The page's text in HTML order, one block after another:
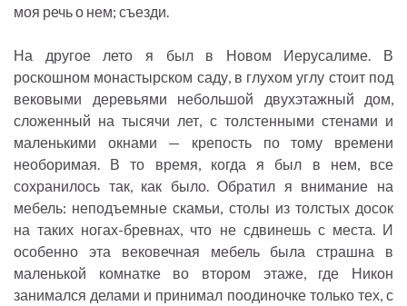
моя речь о нем; съезди.
На другое лето я был в Новом Иерусалиме. В
роскошном монастырском саду, в глухом углу стоит под
вековыми деревьями небольшой двухэтажный дом,
сложенный на тысячи лет, с толстенными стенами и
маленькими окнами — крепость по тому времени
необоримая. В то время, когда я был в нем, все
сохранилось так, как было. Обратил я внимание на
мебель: неподъемные скамьи, столы из толстых досок
на таких ногах-бревнах, что не сдвинешь с места. И
особенно эта вековечная мебель была страшна в
маленькой комнатке во втором этаже, где Никон
занимался делами и принимал поодиночке только тех, с